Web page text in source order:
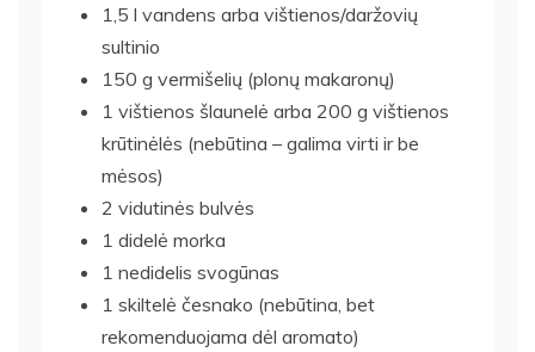
1,5 l vandens arba vištienos/daržovių
sultinio
150 g vermišelių (plonų makaronų)
1 vištienos šlaunelė arba 200 g vištienos
krūtinėlės (nebūtina – galima virti ir be
mėsos)
2 vidutinės bulvės
1 didelė morka
1 nedidelis svogūnas
1 skiltelė česnako (nebūtina, bet
rekomenduojama dėl aromato)